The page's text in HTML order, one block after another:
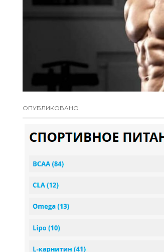
ОПУБЛИКОВАНО